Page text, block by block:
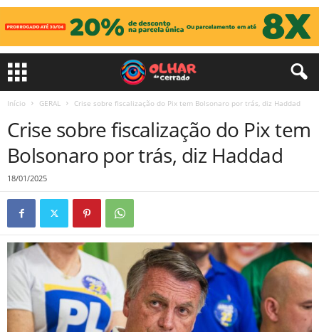
Início GERAL Crise sobre fiscalização do Pix tem Bolsonaro por trás, diz Haddad
Crise sobre fiscalização do Pix tem
Bolsonaro por trás, diz Haddad
18/01/2025